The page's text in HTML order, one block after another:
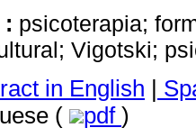
psicoterapia;
Vigotski;
in English |
( pdf )